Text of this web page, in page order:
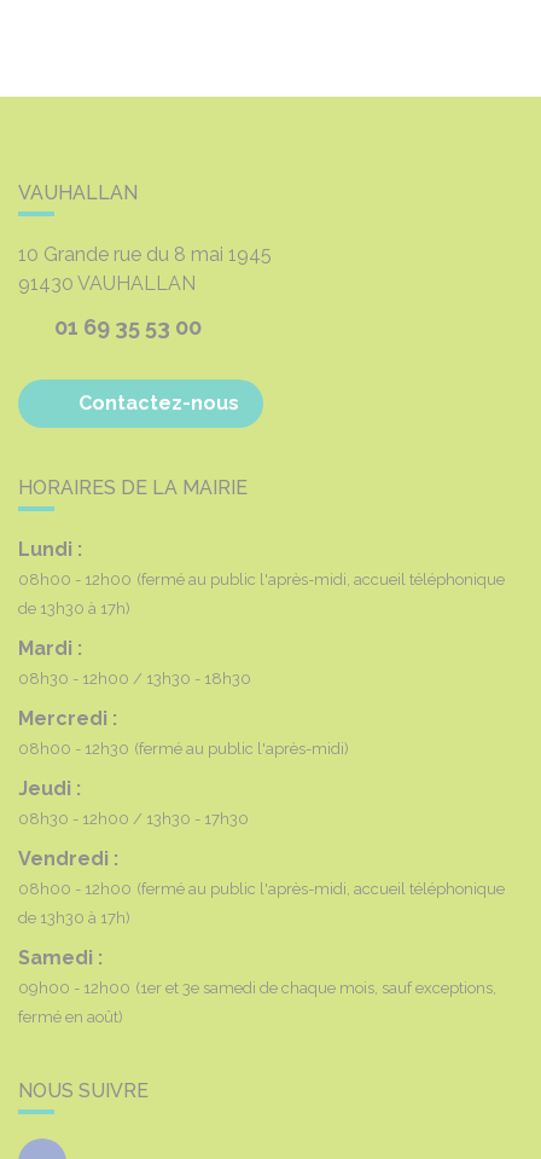
VAUHALLAN
10 Grande rue du 8 mai 1945
91430 VAUHALLAN
01 69 35 53 00
Contactez-nous
HORAIRES DE LA MAIRIE
Lundi :
08h00 - 12h00 (fermé au public l'après-midi, accueil téléphonique
de 13h30 à 17h)
Mardi :
08h30 - 12h00 13h30 - 18h30
Mercredi :
08h00 - 12h30 (fermé au public l'après-midi)
Jeudi :
08h30 - 12h00 13h30 - 17h30
Vendredi :
08h00 - 12h00 (fermé au public l'après-midi, accueil téléphonique
de 13h30 à 17h)
Samedi :
09h00 - 12h00 (1er et 3e samedi de chaque mois, sauf exceptions,
fermé en août)
NOUS SUIVRE